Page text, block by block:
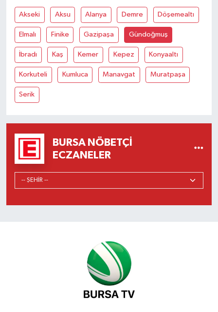
Akseki Aksu Alanya Demre Döşemealtı
Elmalı Finike Gazipaşa Gündoğmuş
İbradı Kaş Kemer Kepez Konyaaltı
Korkuteli Kumluca Manavgat Muratpaşa
Serik
BURSA NÖBETÇI
ECZANELER